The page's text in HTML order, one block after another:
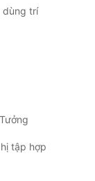
dùng trí
tập hợp